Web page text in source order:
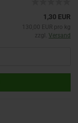
1,30 EUR
130,00 EUR pro kg
zzgl. Versand